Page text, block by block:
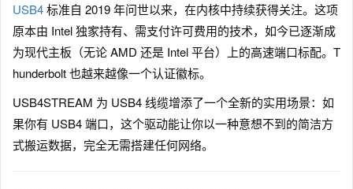
USB4标准自 2019 年问世以来，在内核中持续获得关注。这项
原本由 Intel 独家持有、需支付许可费用的技术，如今已逐渐成
为现代主板（无论 AMD 还是 Intel 平台）上的高速端口标配。T
hunderbolt 也越来越像一个认证徽标。
USB4STREAM 为 USB4 线缆增添了一个全新的实用场景：如
果你有 USB4 端口，这个驱动能让你以一种意想不到的简洁方
式搬运数据，完全无需搭建任何网络。